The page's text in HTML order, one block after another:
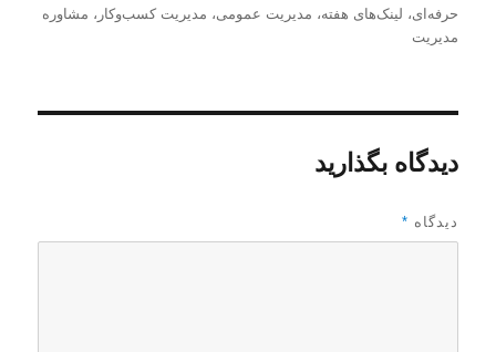
ی
س
س
ت
حرفه‌ای، لینک‌های هفته، مدیریت عمومی، مدیریت كسب‌و‌كار ، مشاوره
مدیریت
دیدگاه بگذارید
دیدگاه *